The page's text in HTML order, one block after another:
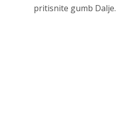
pritisnite gumb Dalje.